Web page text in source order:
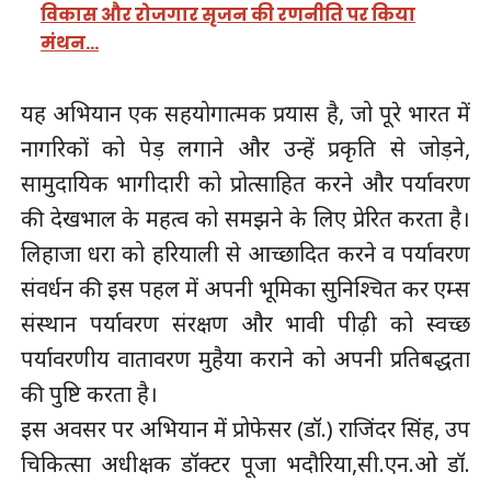
विकास और रोजगार सृजन की रणनीति पर किया
मंथन…
यह अभियान एक सहयोगात्मक प्रयास है, जो पूरे भारत में
नागरिकों को पेड़ लगाने और उन्हें प्रकृति से जोड़ने,
सामुदायिक भागीदारी को प्रोत्साहित करने और पर्यावरण
की देखभाल के महत्व को समझने के लिए प्रेरित करता है।
लिहाजा धरा को हरियाली से आच्छादित करने व पर्यावरण
संवर्धन की इस पहल में अपनी भूमिका सुनिश्चित कर एम्स
संस्थान पर्यावरण संरक्षण और भावी पीढ़ी को स्वच्छ
पर्यावरणीय वातावरण मुहैया कराने को अपनी प्रतिबद्धता
की पुष्टि करता है।
इस अवसर पर अभियान में प्रोफेसर (डॉ.) राजिंदर सिंह, उप
चिकित्सा अधीक्षक डॉक्टर पूजा भदौरिया,सी.एन.ओ डॉ.